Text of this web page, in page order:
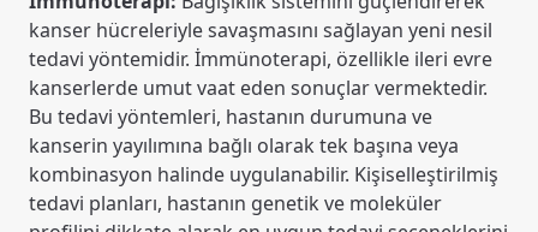
kanser hücreleriyle savaşmasını sağlayan yeni nesil
tedavi yöntemidir. İmmünoterapi, özellikle ileri evre
kanserlerde umut vaat eden sonuçlar vermektedir.
Bu tedavi yöntemleri, hastanın durumuna ve
kanserin yayılımına bağlı olarak tek başına veya
kombinasyon halinde uygulanabilir. Kişiselleştirilmiş
tedavi planları, hastanın genetik ve moleküler